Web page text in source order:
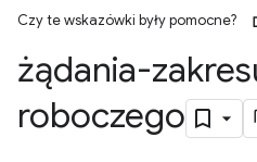
Czy te wskazówki były pomocne?
żądania-
roboczego